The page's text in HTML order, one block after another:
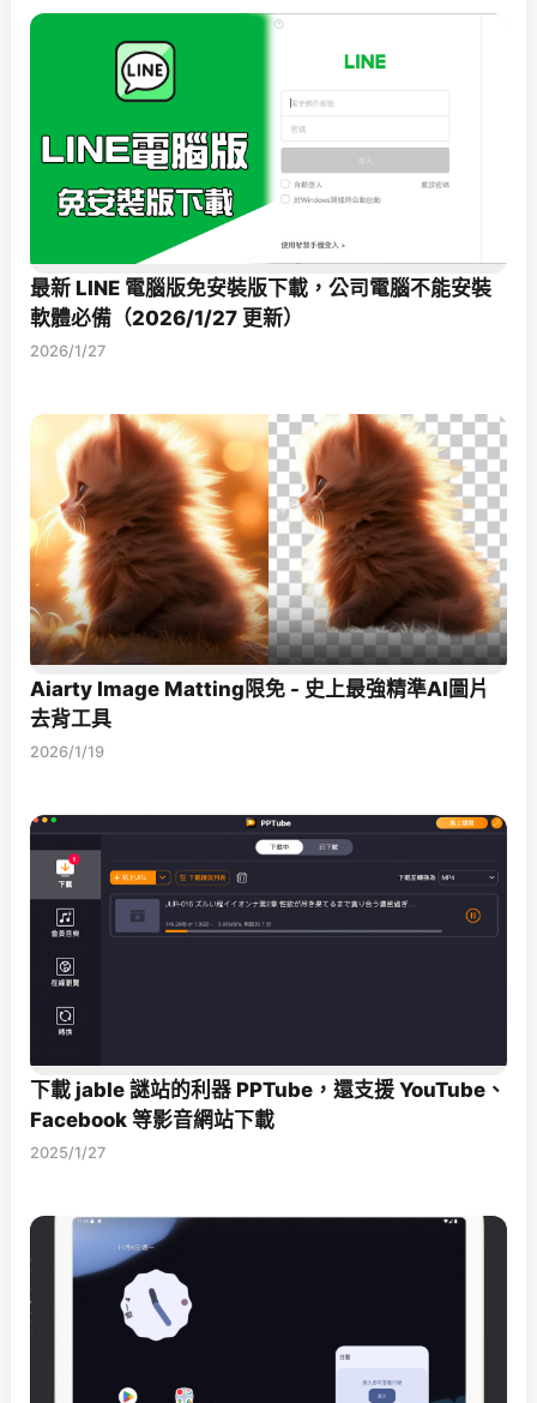
最新 LINE 電腦版免安裝版下載，公司電腦不能安裝
軟體必備（2026/1/27 更新）
2026/1/27
Aiarty Image Matting限免 - 史上最強精準AI圖片
去背工具
2026/1/19
下載 jable 謎站的利器 PPTube，還支援 YouTube、
Facebook 等影音網站下載
2025/1/27